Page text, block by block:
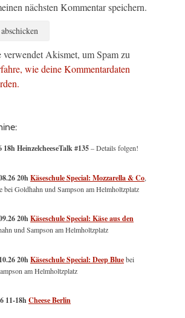
nächsten Kommentar speichern.
verwendet Akismet, um Spam zu
wie deine Kommentardaten
18h HeinzelcheeseTalk #135– Details folgen!
20hKäseschule Special: Mozzarella & Co,
bei Goldhahn und Sampson am Helmholtzplatz
20hKäseschule Special: Käse aus den
und Sampson am Helmholtzplatz
20hKäseschule Special: Deep Bluebei
am Helmholtzplatz
11-18hCheese Berlin